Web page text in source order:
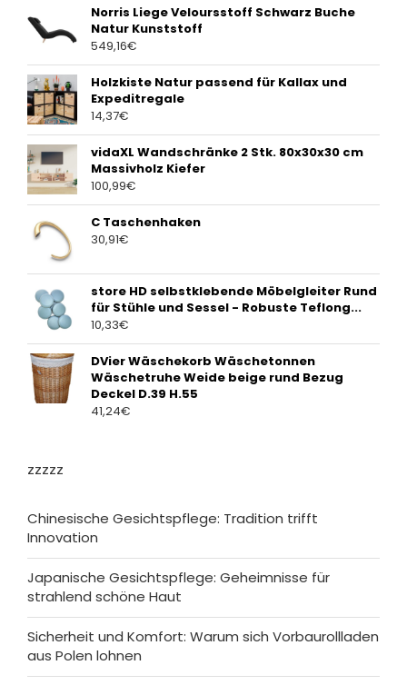
Norris Liege Veloursstoff Schwarz Buche
Natur Kunststoff
549,16€
Holzkiste Natur passend für Kallax und
Expeditregale
14,37€
vidaXL Wandschränke 2 Stk. 80x30x30 cm
Massivholz Kiefer
100,99€
C Taschenhaken
30,91€
store HD selbstklebende Möbelgleiter Rund
für Stühle und Sessel - Robuste Teflong...
10,33€
DVier Wäschekorb Wäschetonnen
Wäschetruhe Weide beige rund Bezug
Deckel D.39 H.55
41,24€
zzzzz
Chinesische Gesichtspflege: Tradition trifft
Innovation
Japanische Gesichtspflege: Geheimnisse für
strahlend schöne Haut
Sicherheit und Komfort: Warum sich Vorbaurollladen
aus Polen lohnen